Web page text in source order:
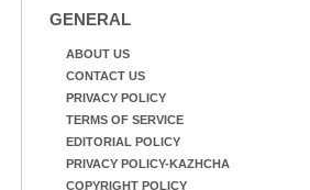
GENERAL
ABOUT US
CONTACT US
PRIVACY POLICY
TERMS OF SERVICE
EDITORIAL POLICY
PRIVACY POLICY-KAZHCHA
COPYRIGHT POLICY